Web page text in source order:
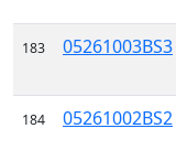
183 05261003BS3
184 05261002BS2